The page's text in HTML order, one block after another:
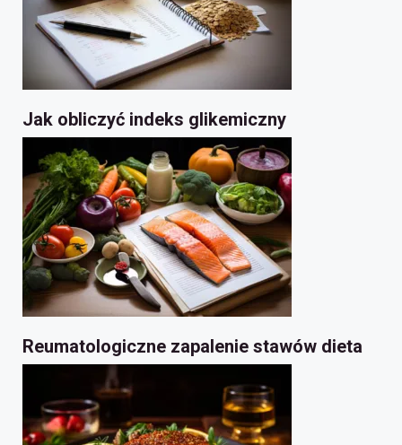
Jak obliczyć indeks glikemiczny
Reumatologiczne zapalenie stawów dieta